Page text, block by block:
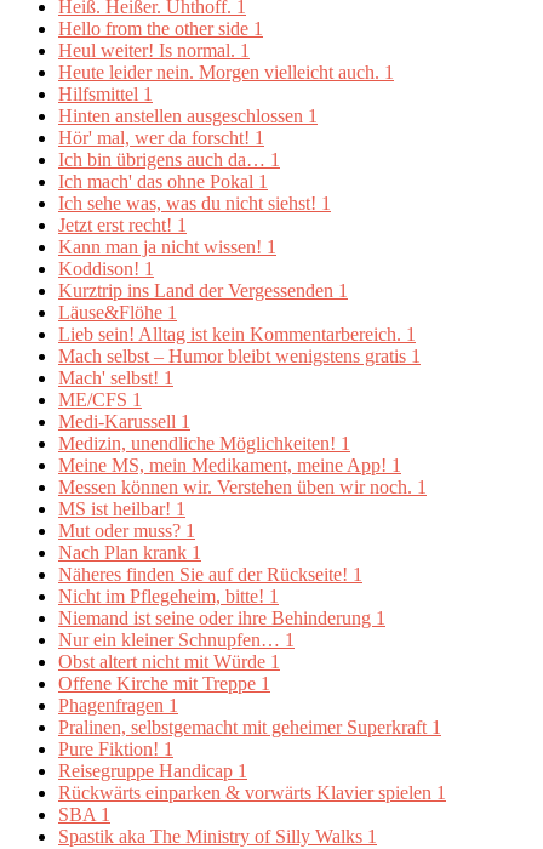
Heiß. Heißer. Uhthoff. 1
Hello from the other side 1
Heul weiter! Is normal. 1
Heute leider nein. Morgen vielleicht auch. 1
Hilfsmittel 1
Hinten anstellen ausgeschlossen 1
Hör' mal, wer da forscht! 1
Ich bin übrigens auch da… 1
Ich mach' das ohne Pokal 1
Ich sehe was, was du nicht siehst! 1
Jetzt erst recht! 1
Kann man ja nicht wissen! 1
Koddison! 1
Kurztrip ins Land der Vergessenden 1
Läuse&Flöhe 1
Lieb sein! Alltag ist kein Kommentarbereich. 1
Mach selbst – Humor bleibt wenigstens gratis 1
Mach' selbst! 1
ME/CFS 1
Medi-Karussell 1
Medizin, unendliche Möglichkeiten! 1
Meine MS, mein Medikament, meine App! 1
Messen können wir. Verstehen üben wir noch. 1
MS ist heilbar! 1
Mut oder muss? 1
Nach Plan krank 1
Näheres finden Sie auf der Rückseite! 1
Nicht im Pflegeheim, bitte! 1
Niemand ist seine oder ihre Behinderung 1
Nur ein kleiner Schnupfen… 1
Obst altert nicht mit Würde 1
Offene Kirche mit Treppe 1
Phagenfragen 1
Pralinen, selbstgemacht mit geheimer Superkraft 1
Pure Fiktion! 1
Reisegruppe Handicap 1
Rückwärts einparken & vorwärts Klavier spielen 1
SBA 1
Spastik aka The Ministry of Silly Walks 1